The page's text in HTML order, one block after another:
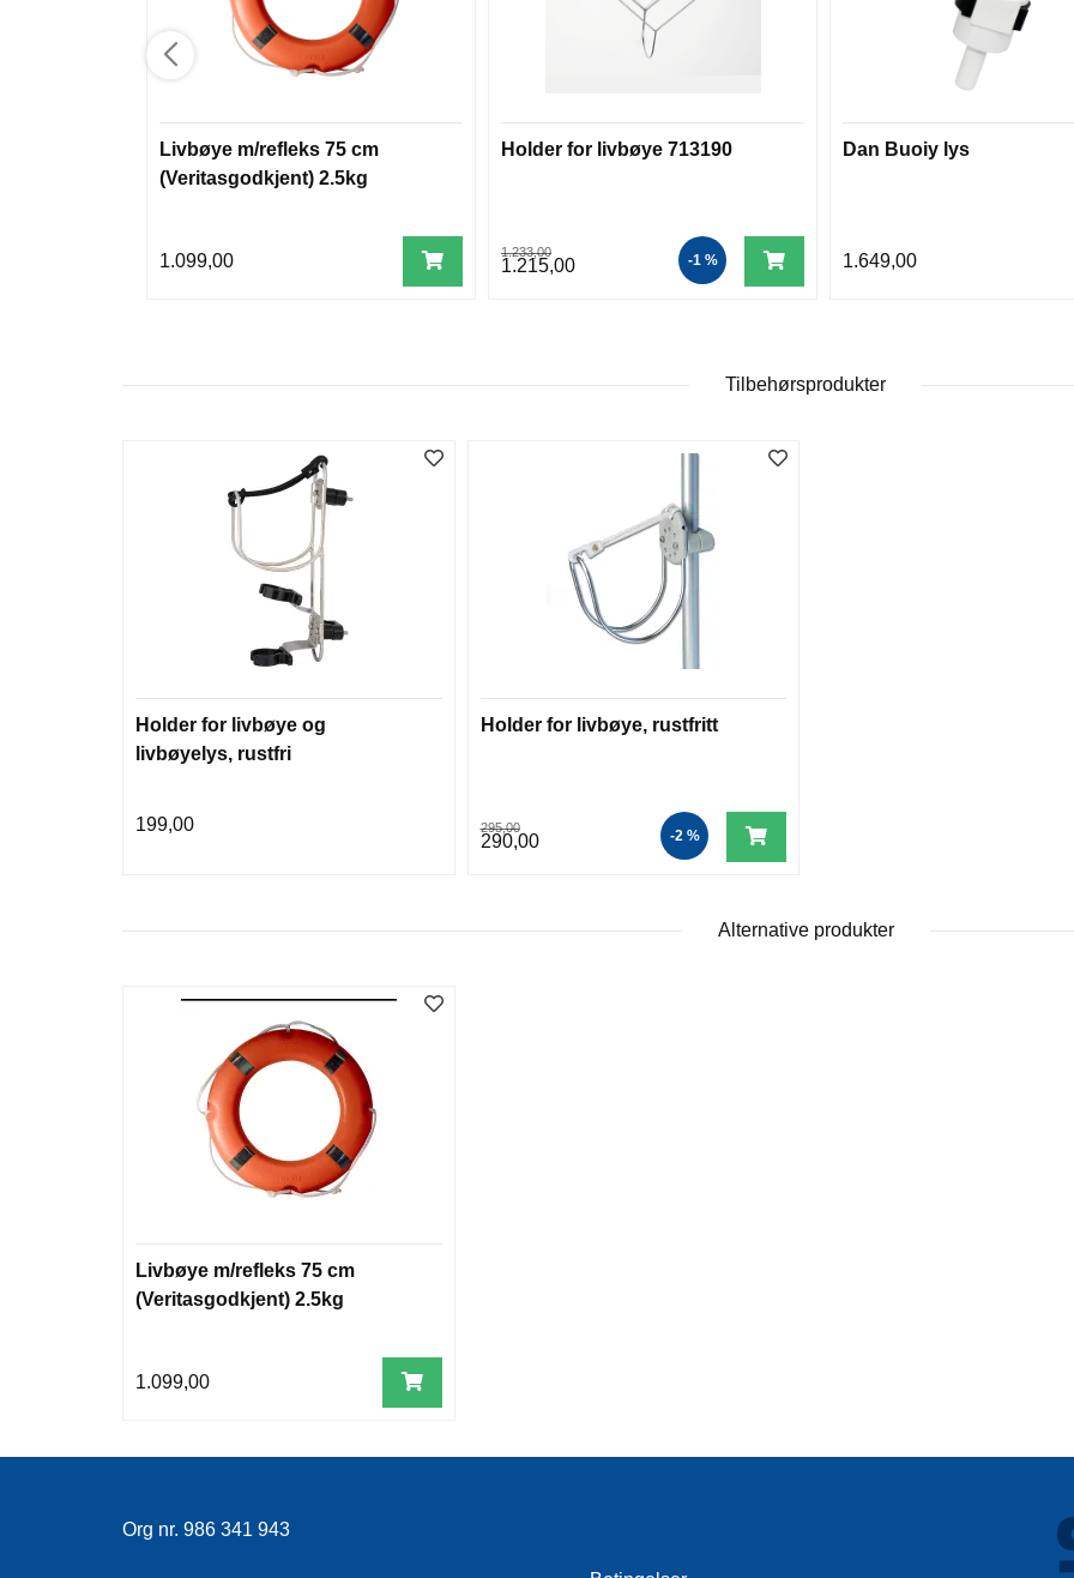
Livbøye m/refleks 75 cm
(Veritasgodkjent) 2.5kg
1.099,00
Holder for livbøye 713190
1.233,00
1.215,00 -1 %
Dan Buoiy lys
1.649,00
Tilbehørsprodukter
Holder for livbøye og
livbøyelys, rustfri
199,00
Holder for livbøye, rustfritt
295,00
290,00 -2 %
Alternative produkter
Livbøye m/refleks 75 cm
(Veritasgodkjent) 2.5kg
1.099,00
Org nr. 986 341 943